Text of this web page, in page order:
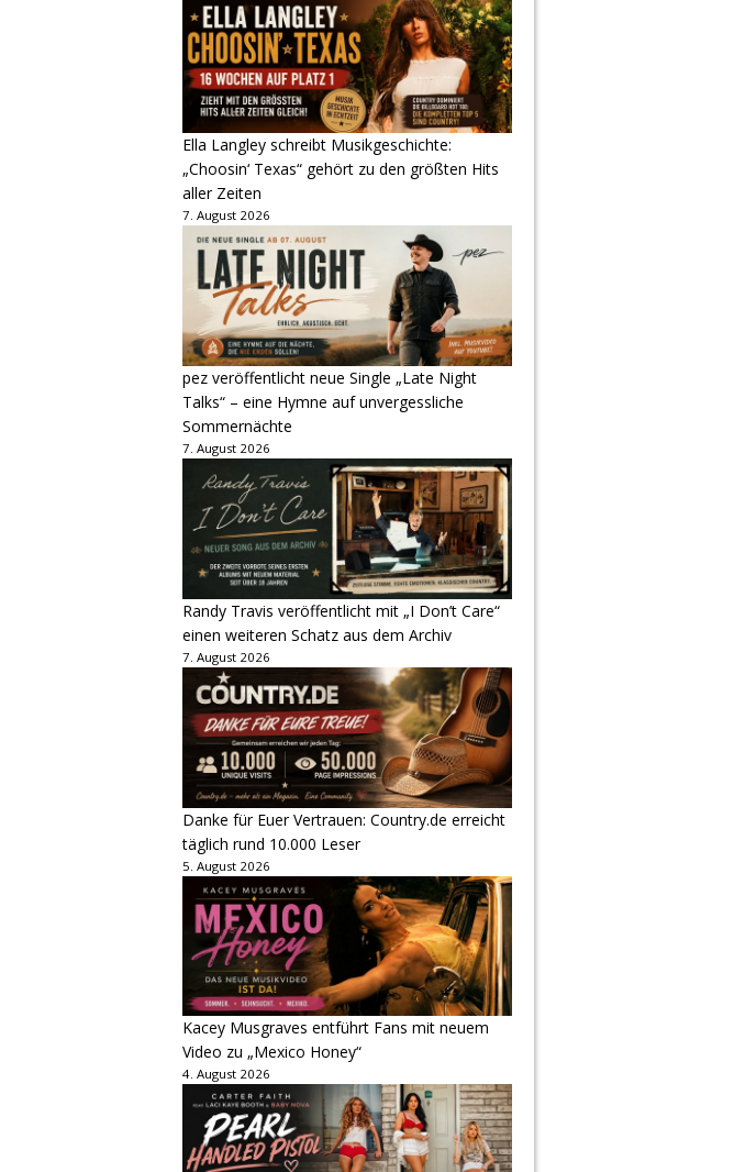
Ella Langley schreibt Musikgeschichte:
„Choosin‘ Texas“ gehört zu den größten Hits
aller Zeiten
7. August 2026
pez veröffentlicht neue Single „Late Night
Talks“ – eine Hymne auf unvergessliche
Sommernächte
7. August 2026
Randy Travis veröffentlicht mit „I Don’t Care“
einen weiteren Schatz aus dem Archiv
7. August 2026
Danke für Euer Vertrauen: Country.de erreicht
täglich rund 10.000 Leser
5. August 2026
Kacey Musgraves entführt Fans mit neuem
Video zu „Mexico Honey“
4. August 2026